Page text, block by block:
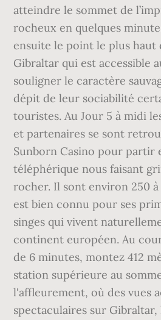
atteindre le sommet de
rocheux en quelques
ensuite le point le plus haut
Gibraltar qui est accessible
souligner le caractère
dépit de leur sociabilité
touristes. Au Jour 5 à midi
et partenaires se sont
Sunborn Casino pour partir
téléphérique nous faisant
rocher. Il sont environ 250
est bien connu pour ses
singes qui vivent
continent européen. Au
de 6 minutes, montez 412
station supérieure au
l'affleurement, où des vues
spectaculaires sur Gibraltar,